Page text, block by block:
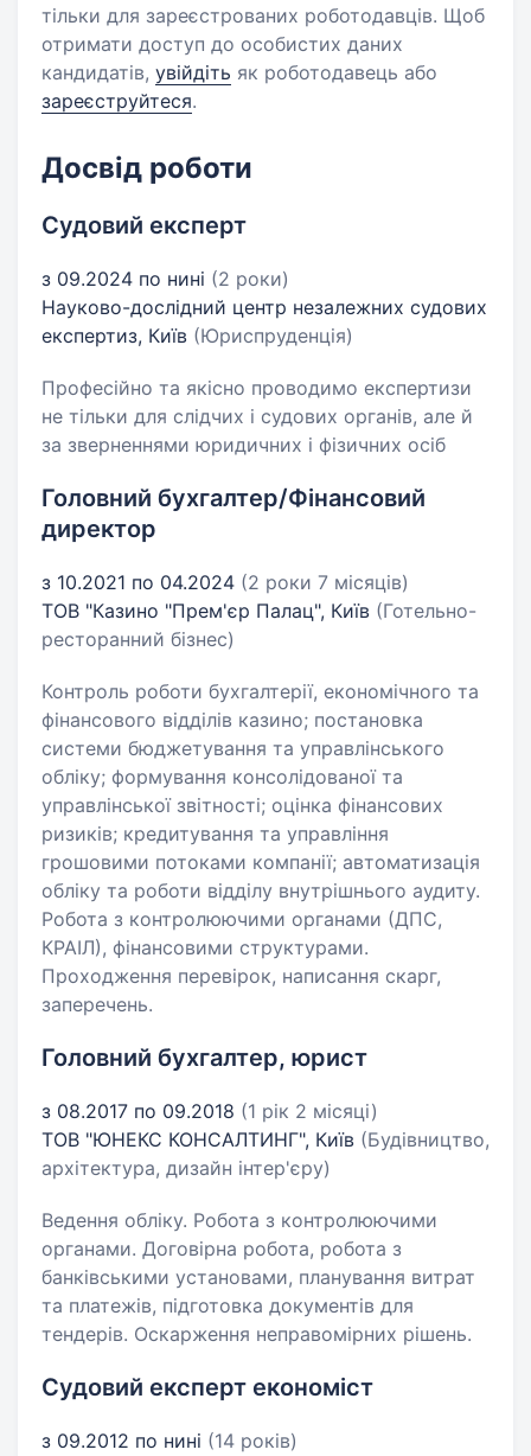
тільки для зареєстрованих роботодавців. Щоб
отримати доступ до особистих даних
кандидатів, увійдіть як роботодавець або
зареєструйтеся.
Досвід роботи
Судовий експерт
з 09.2024 по нині (2 роки)
Науково-дослідний центр незалежних судових
експертиз, Київ (Юриспруденція)
Професійно та якісно проводимо експертизи
не тільки для слідчих і судових органів, але й
за зверненнями юридичних і фізичних осіб
Головний бухгалтер/Фінансовий
директор
з 10.2021 по 04.2024 (2 роки 7 місяців)
ТОВ "Казино "Прем'єр Палац", Київ (Готельно-
ресторанний бізнес)
Контроль роботи бухгалтерії, економічного та
фінансового відділів казино; постановка
системи бюджетування та управлінського
обліку; формування консолідованої та
управлінської звітності; оцінка фінансових
ризиків; кредитування та управління
грошовими потоками компанії; автоматизація
обліку та роботи відділу внутрішнього аудиту.
Робота з контролюючими органами (ДПС,
КРАІЛ), фінансовими структурами.
Проходження перевірок, написання скарг,
заперечень.
Головний бухгалтер, юрист
з 08.2017 по 09.2018 (1 рік 2 місяці)
ТОВ "ЮНЕКС КОНСАЛТИНГ", Київ (Будівництво,
архітектура, дизайн інтер'єру)
Ведення обліку. Робота з контролюючими
органами. Договірна робота, робота з
банківськими установами, планування витрат
та платежів, підготовка документів для
тендерів. Оскарження неправомірних рішень.
Судовий експерт економіст
з 09.2012 по нині (14 років)